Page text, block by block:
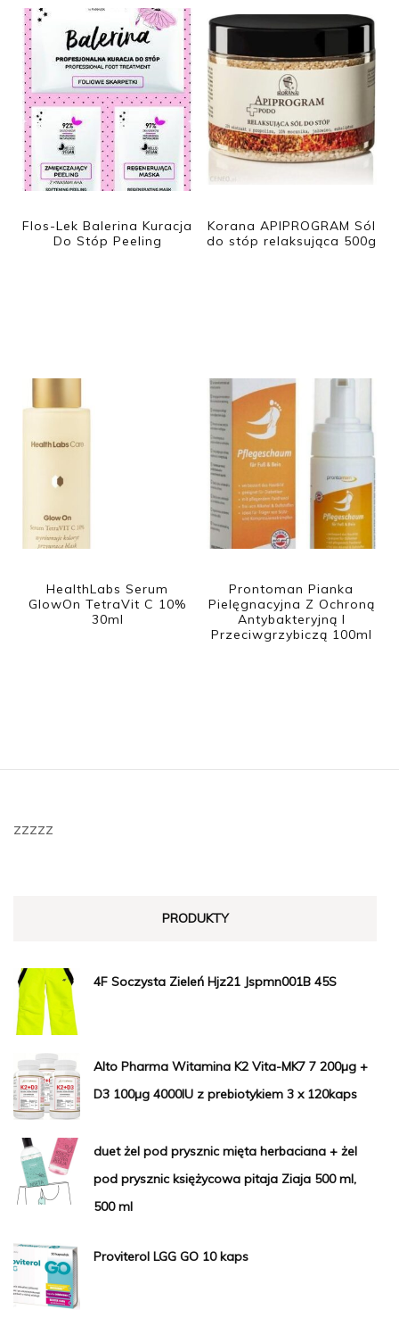
Flos-Lek Balerina Kuracja
Do Stóp Peeling
Korana APIPROGRAM Sól
do stóp relaksująca 500g
HealthLabs Serum
GlowOn TetraVit C 10%
30ml
Prontoman Pianka
Pielęgnacyjna Z Ochroną
Antybakteryjną I
Przeciwgrzybiczą 100ml
zzzzz
PRODUKTY
4F Soczysta Zieleń Hjz21 Jspmn001B 45S
Alto Pharma Witamina K2 Vita-MK7 7 200µg +
D3 100µg 4000IU z prebiotykiem 3 x 120kaps
duet żel pod prysznic mięta herbaciana + żel
pod prysznic księżycowa pitaja Ziaja 500 ml,
500 ml
Proviterol LGG GO 10 kaps